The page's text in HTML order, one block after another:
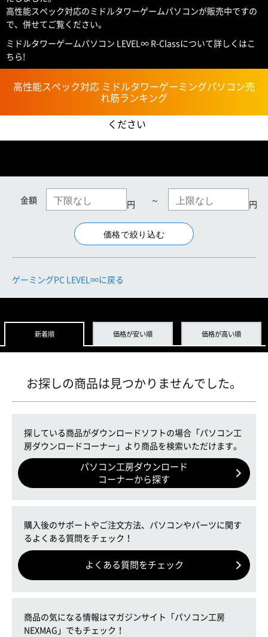
高性能スペック対応のミドルタワーゲームパソコンが販売中ですの
で、併せてご覧ください。
ミドルタワーゲームパソコン LEVEL∞ R-Classについて詳しくはこ
ちら!
高性能スペック対応 ミドルタワーゲーミングパソコン売
れ筋ランキング
ください
金額 円 ～ 円
ゲーミングPC LEVEL∞に戻る
新着順 価格が安い順 価格が高い順
お探しの商品は見つかりませんでした。
探している商品がダウンロードソフトの場合「パソコン工
房ダウンロードコーナー」より商品を検索いただけます。
パソコン工房ダウンロード
コーナーから探す
購入後のサポートやご注文方法、パソコンやパーツに関す
るよくある質問をチェック！
よくある質問をチェック
商品の気になる情報はマガジンサイト「パソコン工房
NEXMAG」でもチェック！